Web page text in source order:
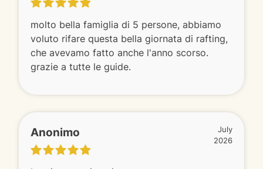
molto bella famiglia di 5 persone, abbiamo
voluto rifare questa bella giornata di rafting,
che avevamo fatto anche l'anno scorso.
grazie a tutte le guide.
Anonimo
July
2026